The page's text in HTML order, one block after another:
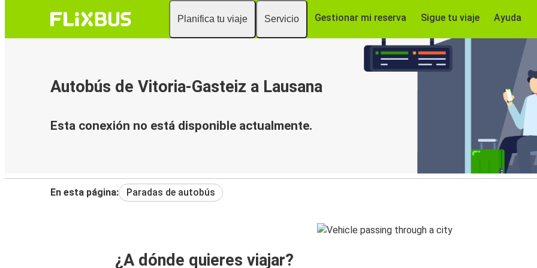
Planifica tu viaje Servicio Gestionar mi reserva Sigue tu viaje Ayuda
Autobús de Vitoria-Gasteiz a Lausana
Esta conexión no está disponible actualmente.
En esta página: Paradas de autobús
¿A dónde quieres viajar?